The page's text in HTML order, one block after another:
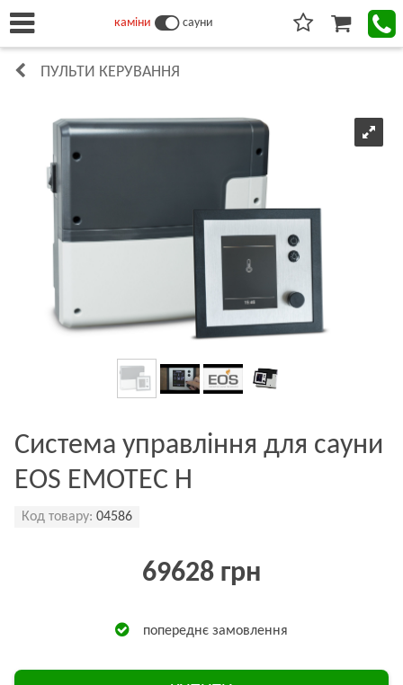
каміни сауни
ПУЛЬТИ КЕРУВАННЯ
Система управління для сауни
EOS EMOTEC H
Код товару: 04586
69628 грн
попереднє замовлення